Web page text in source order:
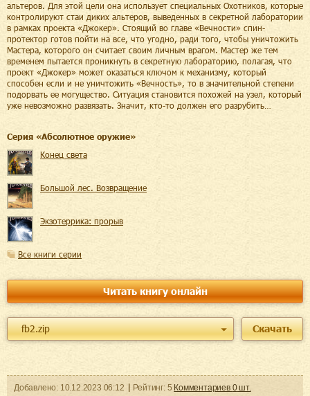
альтеров. Для этой цели она использует специальных Охотников, которые
контролируют стаи диких альтеров, выведенных в секретной лаборатории
в рамках проекта «Джокер». Стоящий во главе «Вечности» спин-
протектор готов пойти на все, что угодно, ради того, чтобы уничтожить
Мастера, которого он считает своим личным врагом. Мастер же тем
временем пытается проникнуть в секретную лабораторию, полагая, что
проект «Джокер» может оказаться ключом к механизму, который
способен если и не уничтожить «Вечность», то в значительной степени
подорвать ее могущество. Ситуация становится похожей на узел, который
уже невозможно развязать. Значит, кто-то должен его разрубить…
Cерия «Абсолютное оружие»
Конец света
Большой лес. Возвращение
Экзотеррика: прорыв
Все книги серии
Читать книгу онлайн
fb2.zip Скачать
Добавленo: 10.12.2023 06:12 Рейтинг: 5 Комментариев 0шт.